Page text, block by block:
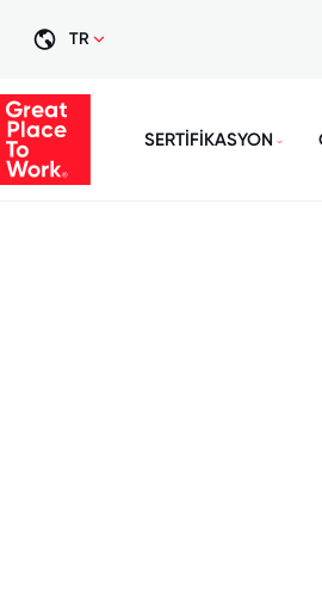
TR
SERTİFİKASYON